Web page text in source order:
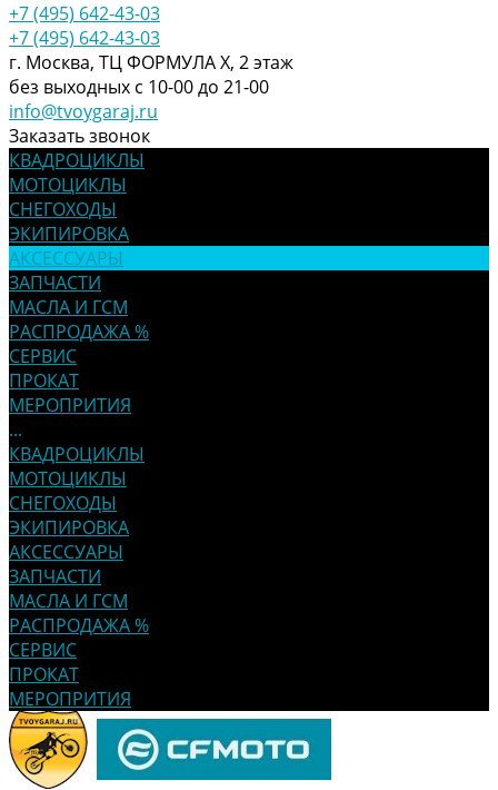
+7 (495) 642-43-03
+7 (495) 642-43-03
г. Москва, ТЦ ФОРМУЛА Х, 2 этаж
без выходных с 10-00 до 21-00
info@tvoygaraj.ru
Заказать звонок
КВАДРОЦИКЛЫ
МОТОЦИКЛЫ
СНЕГОХОДЫ
ЭКИПИРОВКА
АКСЕССУАРЫ
ЗАПЧАСТИ
МАСЛА И ГСМ
РАСПРОДАЖА %
СЕРВИС
ПРОКАТ
МЕРОПРИТИЯ
...
КВАДРОЦИКЛЫ
МОТОЦИКЛЫ
СНЕГОХОДЫ
ЭКИПИРОВКА
АКСЕССУАРЫ
ЗАПЧАСТИ
МАСЛА И ГСМ
РАСПРОДАЖА %
СЕРВИС
ПРОКАТ
МЕРОПРИТИЯ